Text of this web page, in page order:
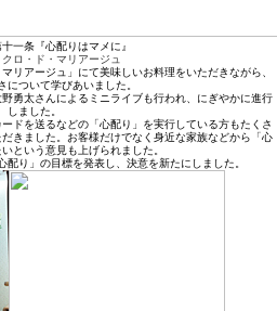
一条『心配りはマメに』
クロ・ド・マリアージュ
リアージュ」にて美味しいお料理をいただきながら、
について学びあいました。
勇太さんによるミニライブも行われ、にぎやかに進行
しました。
ドを送るなどの「心配り」を実行している方もたくさ
きました。お客様だけでなく身近な家族などから「心
という意見も上げられました。
り」の目標を発表し、決意を新たにしました。